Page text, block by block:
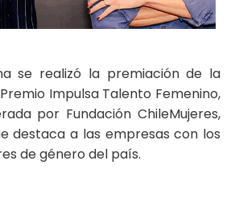
se realizó la premiación de la
Impulsa Talento Femenino,
por Fundación ChileMujeres,
destaca a las empresas con los
de género del país.